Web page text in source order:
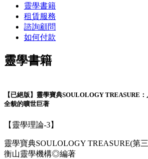
靈學書籍
租賃服務
諮詢顧問
如何付款
靈學書籍
【已絕版】靈學寶典SOULOLOGY TREASURE
全貌的曠世巨著
【靈學理論-3】
靈學寶典SOULOLOGY TREASURE(第
衡山靈學機構◎編著